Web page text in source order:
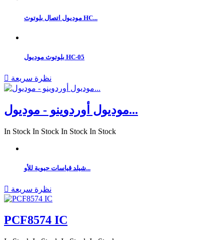
موديول اتصال بلوتوث HC...
بلوتوث موديول HC-05
 نظرة سريعة
موديول أوردوينو - موديول...
In Stock In Stock In Stock In Stock
شيلد قياسات حيوية للأو...
 نظرة سريعة
PCF8574 IC